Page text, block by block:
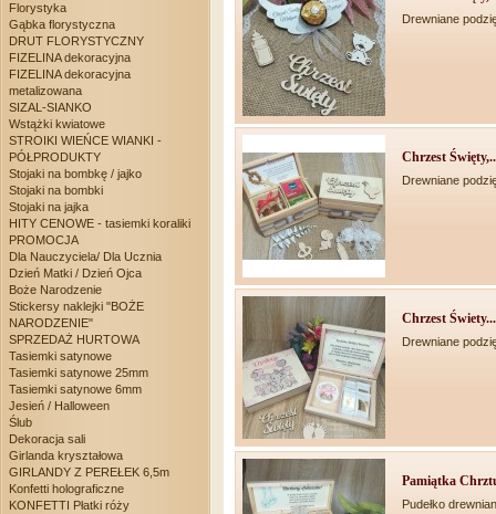
Florystyka
Gąbka florystyczna
DRUT FLORYSTYCZNY
FIZELINA dekoracyjna
FIZELINA dekoracyjna
metalizowana
SIZAL-SIANKO
Wstążki kwiatowe
STROIKI WIEŃCE WIANKI -
PÓŁPRODUKTY
Stojaki na bombkę / jajko
Stojaki na bombki
Stojaki na jajka
HITY CENOWE - tasiemki koraliki
PROMOCJA
Dla Nauczyciela/ Dla Ucznia
Dzień Matki / Dzień Ojca
Boże Narodzenie
Stickersy naklejki "BOŻE
NARODZENIE"
SPRZEDAŻ HURTOWA
Tasiemki satynowe
Tasiemki satynowe 25mm
Tasiemki satynowe 6mm
Jesień / Halloween
Ślub
Dekoracja sali
Girlanda kryształowa
GIRLANDY Z PEREŁEK 6,5m
Konfetti holograficzne
KONFETTI Płatki róży
Drewniane
Chrzest
Drewniane
Chrzest Świety...
Drewniane
Pamiątka
Pudełko